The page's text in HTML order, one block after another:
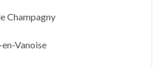
Champagny
Vanoise